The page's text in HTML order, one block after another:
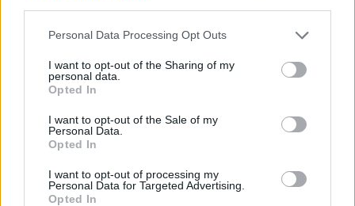
Personal Data Processing Opt Outs
I want to opt-out of the Sharing of my
personal data.
Opted In
I want to opt-out of the Sale of my
Personal Data.
Opted In
I want to opt-out of processing my
Personal Data for Targeted Advertising.
Opted In